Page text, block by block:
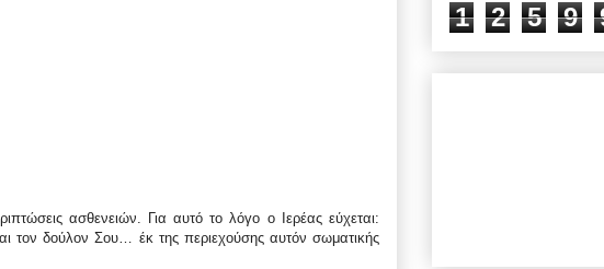
ασθενειών. Για αυτό το λόγο ο Ιερέας εύχεται:
δούλον Σου… έκ της περιεχούσης αυτόν σωματικής
1 2 5 9